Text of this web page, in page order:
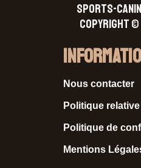
SPORTS-
Copyright ©
Nous contacter
Politique
Politique de
Mentions